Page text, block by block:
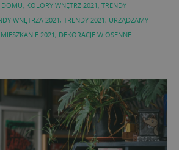
DOMU, KOLORY WNĘTRZ 2021, TRENDY
WNĘTRZA 2021, TRENDY 2021, URZĄDZAMY
2021, DEKORACJE WIOSENNE